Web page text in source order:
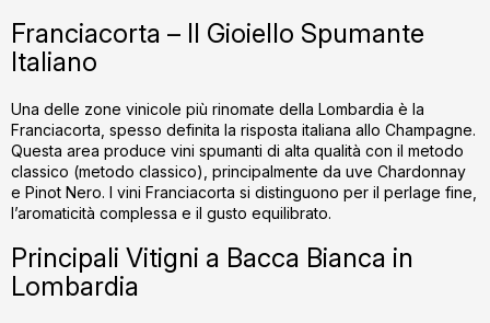
s
t
i
l
o
r
Franciacorta – Il Gioiello Spumante
Italiano
Una delle zone vinicole più rinomate della Lombardia è la
Franciacorta, spesso definita la risposta italiana allo Champagne.
Questa area produce vini spumanti di alta qualità con il metodo
classico (metodo classico), principalmente da uve Chardonnay
e Pinot Nero. I vini Franciacorta si distinguono per il perlage fine,
l’aromaticità complessa e il gusto equilibrato.
Principali Vitigni a Bacca Bianca in
Lombardia